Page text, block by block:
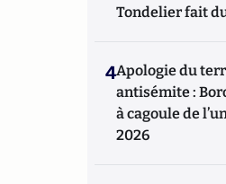
Tondelier fait
4Apologie du
antisémite :
à cagoule de
2026